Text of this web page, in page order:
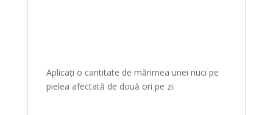
Aplicați o cantitate de mărimea unei nuci pe
pielea afectată de două ori pe zi.